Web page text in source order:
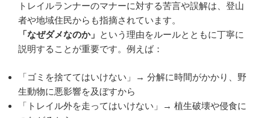
トレイルランナーのマナーに対する苦言や誤解は、登山
者や地域住民からも指摘されています。
「なぜダメなのか」 という理由をルールとともに丁寧に
説明することが重要です。例えば：
「ゴミを捨ててはいけない」→ 分解に時間がかかり、野
生動物に悪影響を及ぼすから
「トレイル外を走ってはいけない」→ 植生破壊や侵食に